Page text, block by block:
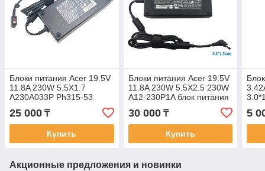
Блоки питания Acer 19.5V
11.8A 230W 5.5X1.7
A230A033P Ph315-53
ORG без силового кабеля
25 000 ₸
Купить
Блоки питания Acer 19.5V
11.8A 230W 5.5X2.5 230W
A12-230P1A блок питания
ORG без силового кабеля
30 000₸
Купить
5
Акционные предложения и новинки